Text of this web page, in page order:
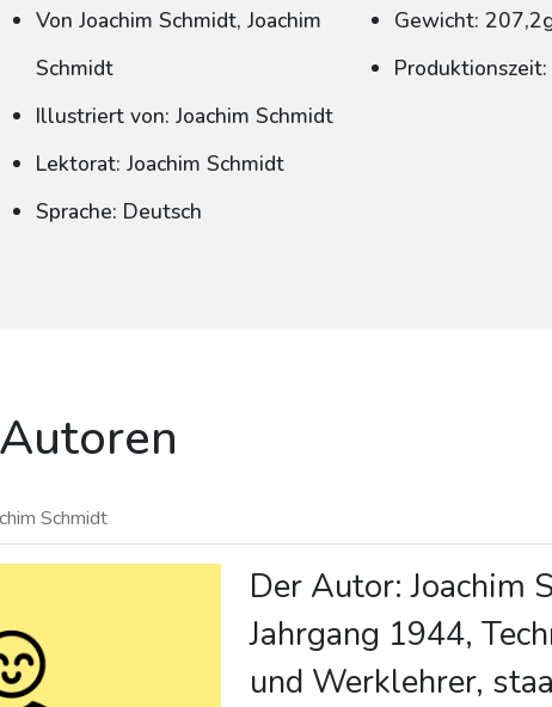
Von Joachim Schmidt, Joachim
Schmidt
Illustriert von: Joachim Schmidt
Lektorat: Joachim Schmidt
Sprache: Deutsch
Gewicht:
Schmidt
Der Autor: Joachim
Jahrgang 1944,
und Werklehrer,